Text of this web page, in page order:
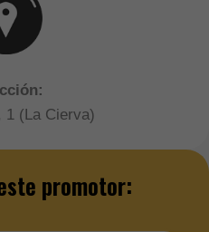
1 (La Cierva)
promotor: